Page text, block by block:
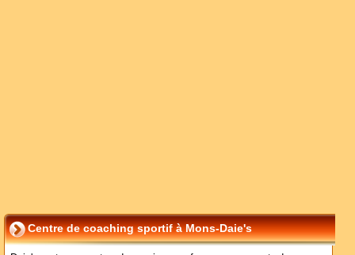
Centre de coaching sportif à Mons-Daie's